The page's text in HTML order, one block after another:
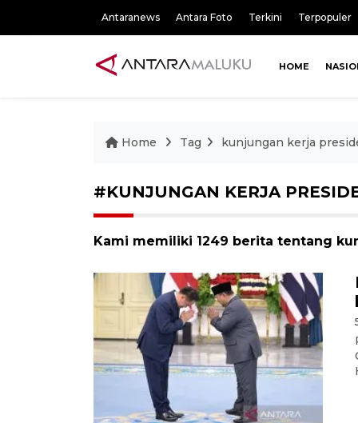
Antaranews Antara Foto Terkini Terpopuler
HOME
Home Tag kunjungan kerja
#KUNJUNGAN KERJA
Kami memiliki 1249 berita tentang